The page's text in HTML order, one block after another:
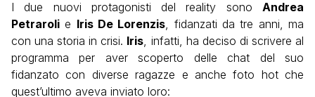
I due nuovi protagonisti del reality sono Andrea
Petraroli e Iris De Lorenzis, fidanzati da tre anni, ma
con una storia in crisi. Iris, infatti, ha deciso di scrivere al
programma per aver scoperto delle chat del suo
fidanzato con diverse ragazze e anche foto hot che
quest’ultimo aveva inviato loro: